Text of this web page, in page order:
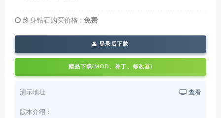
终身钻石购买价格 : 免费
登录后下载
赠品下载(MOD、补丁、修改器)
演示地址 查看
版本介绍：